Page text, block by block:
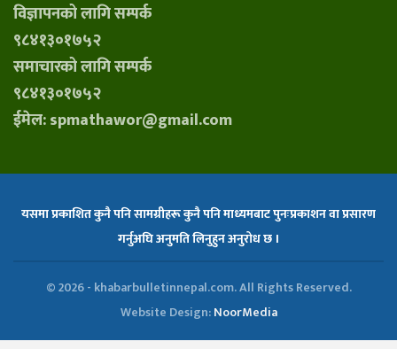
विज्ञापनको लागि सम्पर्क
९८४१३०१७५२
समाचारको लागि सम्पर्क
९८४१३०१७५२
ईमेल: spmathawor@gmail.com
यसमा प्रकाशित कुनै पनि सामग्रीहरू कुनै पनि माध्यमबाट पुनःप्रकाशन वा प्रसारण
गर्नुअघि अनुमति लिनुहुन अनुरोध छ ।
© 2026 - khabarbulletinnepal.com. All Rights Reserved.
Website Design:NoorMedia